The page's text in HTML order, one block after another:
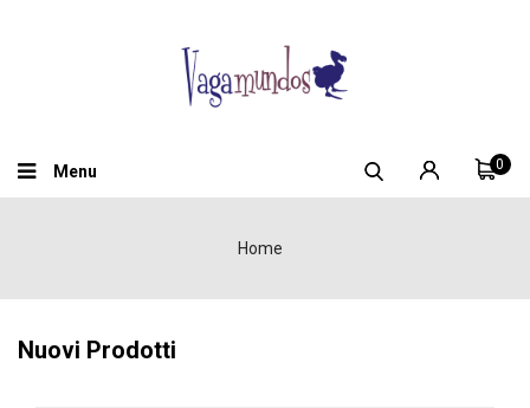
0
Menu
Home
Nuovi Prodotti